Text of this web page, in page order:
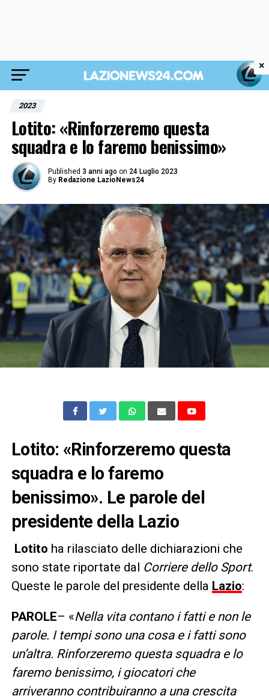
2023
Lotito: «Rinforzeremo questa
squadra e lo faremo benissimo»
Published 3 anni ago on 24 Luglio 2023
By Redazione LazioNews24
Lotito: «Rinforzeremo questa
squadra e lo faremo
benissimo». Le parole del
presidente della Lazio
Lotito ha rilasciato delle dichiarazioni che
sono state riportate dal Corriere dello Sport.
Queste le parole del presidente della Lazio:
PAROLE– «Nella vita contano i fatti e non le
parole. I tempi sono una cosa e i fatti sono
un’altra. Rinforzeremo questa squadra e lo
faremo benissimo, i giocatori che
arriveranno contribuiranno a una crescita
×